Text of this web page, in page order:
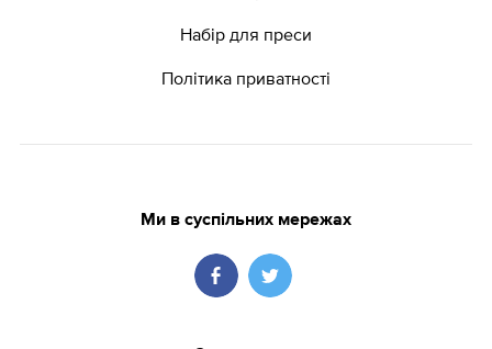
Набір для преси
Політика приватності
Ми в суспільних мережах